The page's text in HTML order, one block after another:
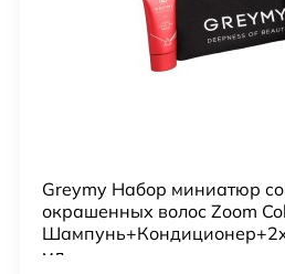
Greymy Набор миниатюр
окрашенных волос Zoom
мл